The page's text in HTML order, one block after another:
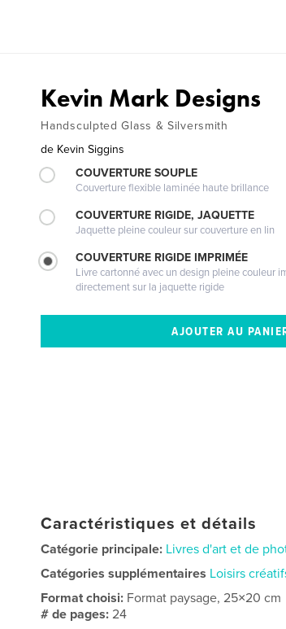
Kevin Mark Designs
Handsculpted Glass & Silversmith
de Kevin Siggins
COUVERTURE SOUPLE
Couverture flexible laminée haute brillance
COUVERTURE RIGIDE, JAQUETTE
Jaquette pleine couleur sur couverture en lin
COUVERTURE RIGIDE IMPRIMÉE
Livre cartonné avec un design pleine couleur
directement sur la jaquette rigide
Caractéristiques et détails
Catégorie principale: Livres d'art et de
Catégories supplémentaires Loisirs
Format choisi: Format paysage, 25×20 cm
# de pages:24